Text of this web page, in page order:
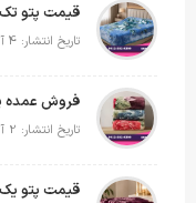
تاریخ انتشار: 4 آگوست 2026
تاریخ انتشار: 2 آگوست 2026